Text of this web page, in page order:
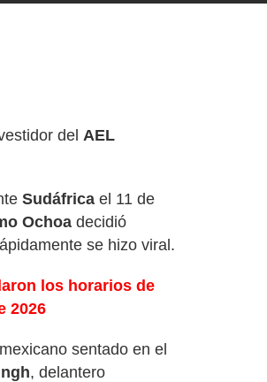
del AEL
Sudáfrica el 11 de
Ochoa decidió
se hizo viral.
los horarios de
2026
sentado en el
, delantero